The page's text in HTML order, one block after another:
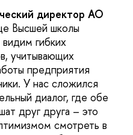
директор АО
Высшей школы
гибких
учитывающих
предприятия
У нас сложился
диалог, где обе
друг друга – это
смотреть в